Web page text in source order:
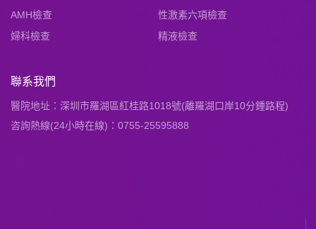
AMH檢查
性激素六項檢查
婦科檢查
精液檢查
聯系我們
醫院地址：深圳市羅湖區紅桂路1018號(離羅湖口岸10分鍾路程)
咨詢熱線(24小時在線)：0755-25595888